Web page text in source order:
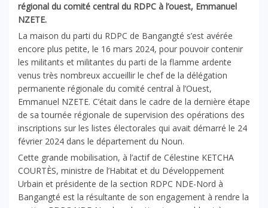
régional du comité central du RDPC à l’ouest, Emmanuel
NZETE.
La maison du parti du RDPC de Bangangté s’est avérée
encore plus petite, le 16 mars 2024, pour pouvoir contenir
les militants et militantes du parti de la flamme ardente
venus très nombreux accueillir le chef de la délégation
permanente régionale du comité central à l’Ouest,
Emmanuel NZETE. C’était dans le cadre de la dernière étape
de sa tournée régionale de supervision des opérations des
inscriptions sur les listes électorales qui avait démarré le 24
février 2024 dans le département du Noun.
Cette grande mobilisation, à l’actif de Célestine KETCHA
COURTÈS, ministre de l’Habitat et du Développement
Urbain et présidente de la section RDPC NDE-Nord à
Bangangté est la résultante de son engagement à rendre la